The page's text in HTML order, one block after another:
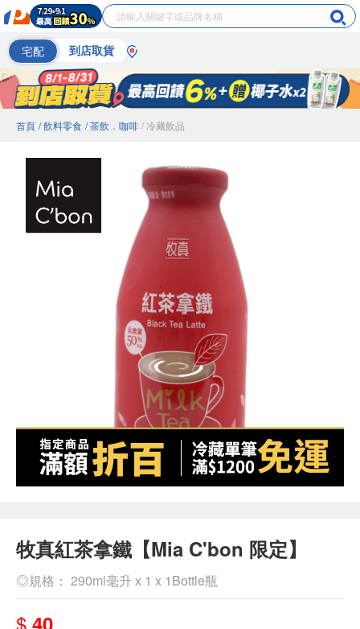
宅配 到店取貨
首頁 / 飲料零食 / 茶飲．咖啡 / 冷藏飲品
牧真紅茶拿鐵【Mia C'bon 限定】
◎規格： 290ml毫升 x 1 x 1Bottle瓶
$ 40